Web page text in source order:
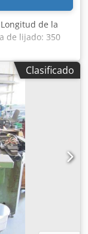
de la
de lijado: 350
x 300 mm
127 mm
x 300 mm
rpm Peso
aprox. 3,0 x
magnética -
Clasificado